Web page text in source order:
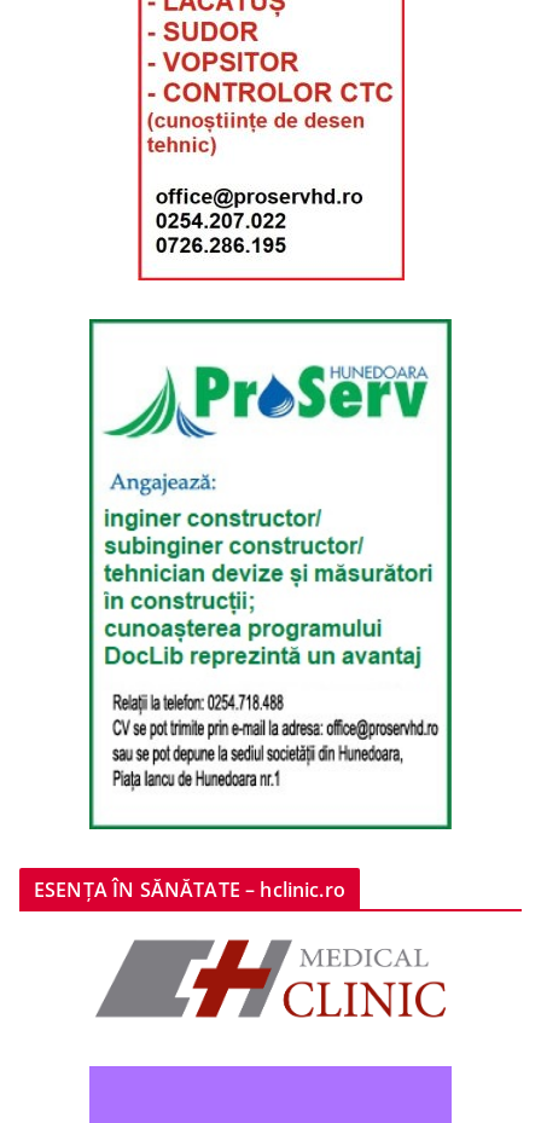
ESENȚA ÎN SĂNĂTATE – hclinic.ro